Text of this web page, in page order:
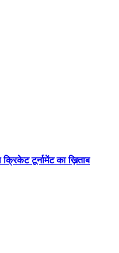
क्रिकेट टूर्नामेंट का ख़िताब